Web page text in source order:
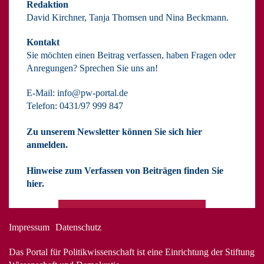
Redaktion
David Kirchner, Tanja Thomsen und Nina Beckmann.
Kontakt
Sie möchten einen Beitrag verfassen, haben Fragen oder
Anregungen? Sprechen Sie uns an!
E-Mail: info@pw-portal.de
Telefon: 0431/97 999 847
Zu unserem Newsletter können Sie sich hier
anmelden.
Hinweise zum Verfassen von Beiträgen finden Sie
hier.
Impressum Datenschutz
Das Portal für Politikwissenschaft ist eine Einrichtung der Stiftung